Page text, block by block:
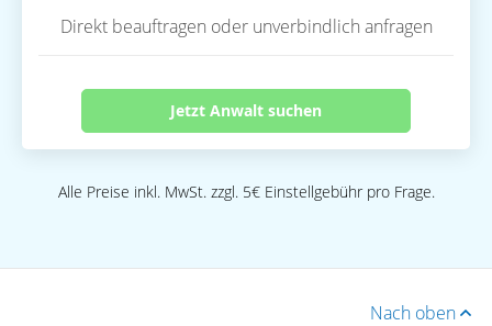
Direkt beauftragen oder unverbindlich anfragen
Jetzt Anwalt suchen
Alle Preise inkl. MwSt. zzgl. 5€ Einstellgebühr pro Frage.
Nach oben